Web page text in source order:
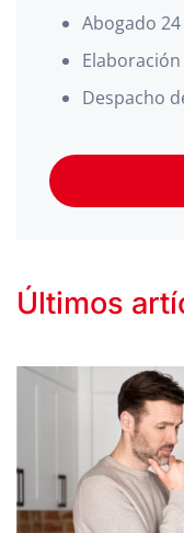
Abogado
Despacho
Últimos